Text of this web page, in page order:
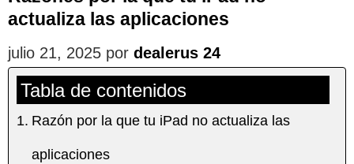
actualiza las aplicaciones
julio 21, 2025 por dealerus 24
Tabla de contenidos
Razón por la que tu iPad no actualiza las
aplicaciones